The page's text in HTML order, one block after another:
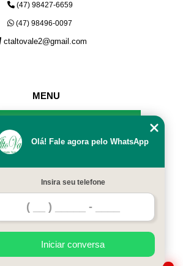
(47) 98427-6659
(47) 98496-0097
ctaltovale2@gmail.com
MENU
SERVIÇOS
MAPA DO SITE
Olá! Fale agora pelo WhatsApp
Insira seu telefone
Iniciar conversa